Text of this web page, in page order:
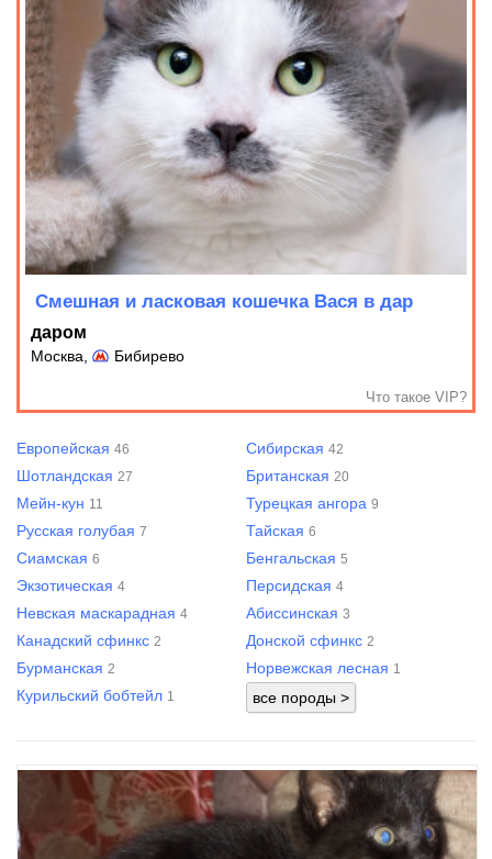
Смешная и ласковая кошечка Вася в дар
даром
Москва, Бибирево
Что такое VIP?
Европейская 46 Сибирская 42
Шотландская 27 Британская 20
Мейн-кун 11 Турецкая ангора 9
Русская голубая 7 Тайская 6
Сиамская 6 Бенгальская 5
Экзотическая 4 Персидская 4
Невская маскарадная 4 Абиссинская 3
Канадский сфинкс 2 Донской сфинкс 2
Бурманская 2 Норвежская лесная 1
Курильский бобтейл 1